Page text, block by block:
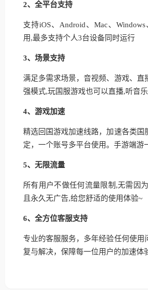
2、全平台支持
支持iOS、Android、Mac、
用,最多支持个人3台设备同时运行
3、场景支持
满足多需求场景，音视频、游戏、直
强模式,玩国服游戏也可以直播,听音乐
4、游戏加速
精选回国游戏加速线路，加速各类国
定，一个账号多平台使用。手游端游
5、无限流量
所有用户不做任何流量限制,无需因
且永久无广告,给您舒适的使用体验~
6、全方位客服支持
专业的客服服务，多年经验任何使用
复与解决，保障每一位用户的加速体